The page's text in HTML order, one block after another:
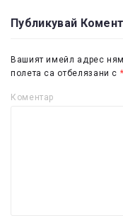
Публикувай
Вашият имейл адрес
полета са отбелязани с *
Коментар